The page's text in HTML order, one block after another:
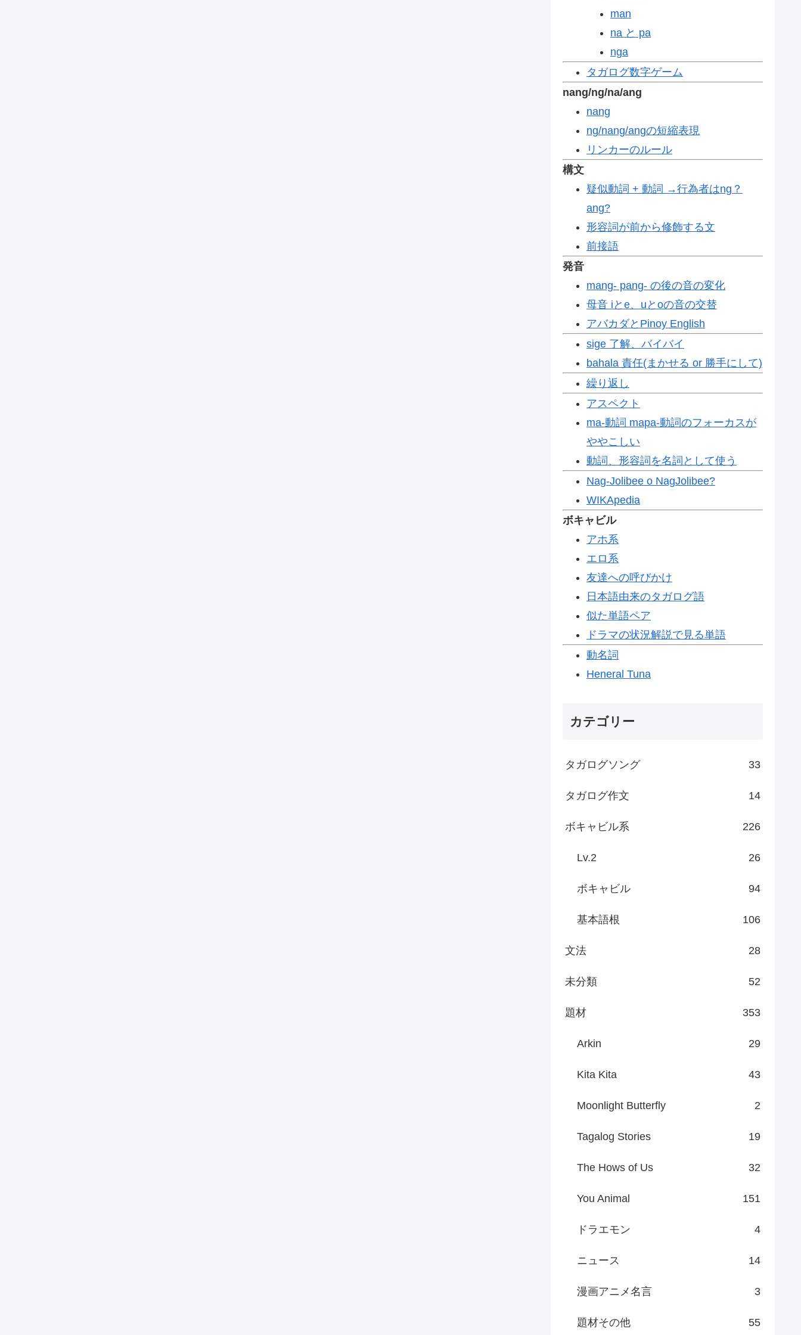
man
na と pa
nga
タガログ数字ゲーム
nang/ng/na/ang
nang
ng/nang/angの短縮表現
リンカーのルール
構文
疑似動詞 + 動詞 →行為者はng？
ang?
形容詞が前から修飾する文
前接語
発音
mang- pang- の後の音の変化
母音 iとe、uとoの音の交替
アバカダとPinoy English
sige 了解、バイバイ
bahala 責任(まかせる or 勝手にして)
繰り返し
アスペクト
ma-動詞 mapa-動詞のフォーカスが
ややこしい
動詞、形容詞を名詞として使う
Nag-Jolibee o NagJolibee?
WIKApedia
ボキャビル
アホ系
エロ系
友達への呼びかけ
日本語由来のタガログ語
似た単語ペア
ドラマの状況解説で見る単語
動名詞
Heneral Tuna
カテゴリー
タガログソング 33
タガログ作文 14
ボキャビル系 226
Lv.2 26
ボキャビル 94
基本語根 106
文法 28
未分類 52
題材 353
Arkin 29
Kita Kita 43
Moonlight Butterfly 2
Tagalog Stories 19
The Hows of Us 32
You Animal 151
ドラエモン 4
ニュース 14
漫画アニメ名言 3
題材その他 55